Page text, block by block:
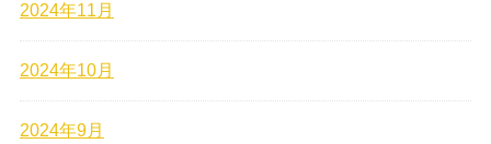
2024年11月
2024年10月
2024年9月